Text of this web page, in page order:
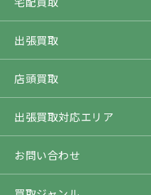
出張買取
店頭買取
出張買取対応エリア
お問い合わせ